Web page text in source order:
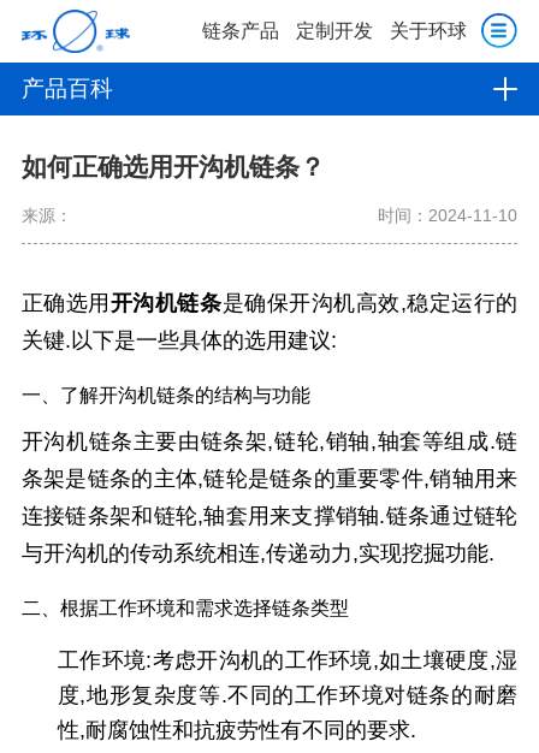
链条产品 定制开发 关于环球
产品百科
如何正确选用开沟机链条？
来源： 时间：2024-11-10
正确选用 开沟机链条是确保开沟机高效,稳定运行的
关键.以下是一些具体的选用建议:
一、了解开沟机链条的结构与功能
开沟机链条主要由链条架,链轮,销轴,轴套等组成.链
条架是链条的主体,链轮是链条的重要零件,销轴用来
连接链条架和链轮,轴套用来支撑销轴.链条通过链轮
与开沟机的传动系统相连,传递动力,实现挖掘功能.
二、根据工作环境和需求选择链条类型
工作环境:考虑开沟机的工作环境,如土壤硬度,湿
度,地形复杂度等.不同的工作环境对链条的耐磨
性,耐腐蚀性和抗疲劳性有不同的要求.